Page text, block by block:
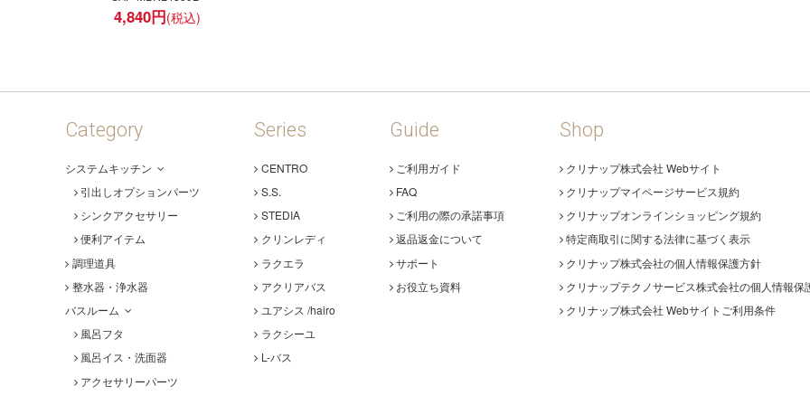
4,840円
Category
システムキッチン
引出しオプションパーツ
シンクアクセサリー
便利アイテム
調理道具
整水器・浄水器
バスルーム
風呂フタ
風呂イス・洗面器
アクセサリーパーツ
Series
CENTRO
S.S.
STEDIA
クリンレディ
ラクエラ
アクリアバス
ユアシス /hairo
ラクシーユ
L-バス
Guide
ご利用ガイド
FAQ
ご利用の際の承諾事項
返品返金について
サポート
お役立ち資料
Shop
クリナップ株式会社 Webサイト
クリナップマイページサービス規約
クリナップオンラインショッピング規約
特定商取引に関する法律に基づく表示
クリナップ株式会社の個人情報保護方針
クリナップテクノサービス株式会社の個人情報保
クリナップ株式会社 Webサイトご利用条件